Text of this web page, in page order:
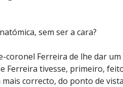
sem ser a cara?
coronel Ferreira de lhe dar um
Ferreira tivesse, primeiro,
correcto, do ponto de